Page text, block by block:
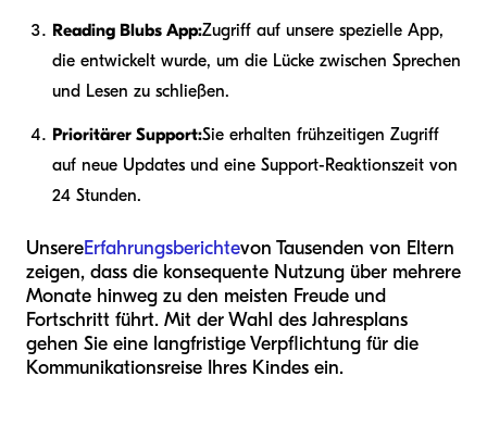
Reading Blubs App:Zugriff auf unsere spezielle App,
die entwickelt wurde, um die Lücke zwischen Sprechen
und Lesen zu schließen.
Prioritärer Support:Sie erhalten frühzeitigen Zugriff
auf neue Updates und eine Support-Reaktionszeit von
24 Stunden.
UnsereErfahrungsberichtevon Tausenden von Eltern
zeigen, dass die konsequente Nutzung über mehrere
Monate hinweg zu den meisten Freude und
Fortschritt führt. Mit der Wahl des Jahresplans
gehen Sie eine langfristige Verpflichtung für die
Kommunikationsreise Ihres Kindes ein.